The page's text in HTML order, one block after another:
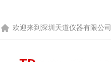
欢迎来到 深圳天道仪器有限公司